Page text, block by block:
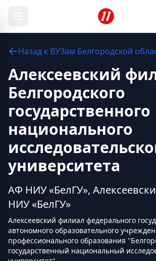
Назад к ВУЗам Белгородской
Алексеевский
Белгородского
государственного
национального
университета
АФ НИУ «БелГУ»,
НИУ «БелГУ»
Алексеевский филиал федерального
автономного образовательного
профессионального образования
государственный национальный